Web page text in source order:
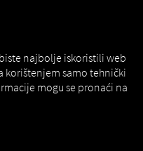
najbolje iskoristili web
korištenjem samo tehnički
mogu se pronaći na